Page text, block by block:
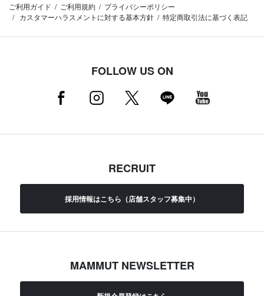
ご利用ガイド ご利用規約
プライバシーポリシー
カスタマーハラスメントに対する基本方針
特定商取引法に基づく表記
FOLLOW US ON
RECRUIT
採用情報はこちら（店舗スタッフ募集中）
MAMMUT NEWSLETTER